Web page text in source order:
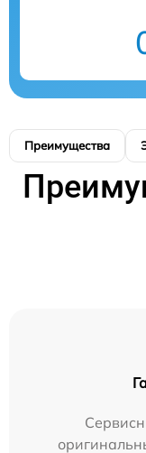
Преимущества